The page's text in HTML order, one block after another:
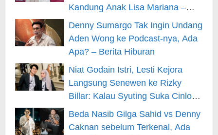
Kandung Anak Lisa Mariana –
Berita Hiburan
Denny Sumargo Tak Ingin Undang
Aden Wong ke Podcast-nya, Ada
Apa? – Berita Hiburan
Niat Godain Istri, Lesti Kejora
Langsung Senewen ke Rizky
Billar: Kalau Syuting Suka Cinlok?
– Berita Hiburan
Beda Nasib Gilga Sahid vs Denny
Caknan sebelum Terkenal, Ada